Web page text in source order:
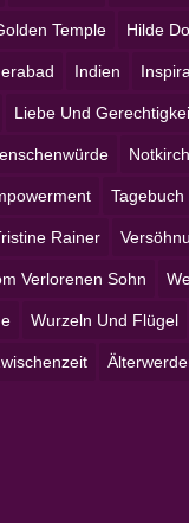
Temple Hilde
Indien
Liebe Und
Tagebuch
Rainer
Verlorenen Sohn
Wurzeln Und Flügel